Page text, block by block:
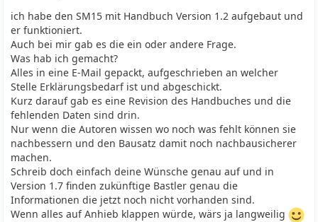
ich habe den SM15 mit Handbuch Version 1.2 aufgebaut und
er funktioniert.
Auch bei mir gab es die ein oder andere Frage.
Was hab ich gemacht?
Alles in eine E-Mail gepackt, aufgeschrieben an welcher
Stelle Erklärungsbedarf ist und abgeschickt.
Kurz darauf gab es eine Revision des Handbuches und die
fehlenden Daten sind drin.
Nur wenn die Autoren wissen wo noch was fehlt können sie
nachbessern und den Bausatz damit noch nachbausicherer
machen.
Schreib doch einfach deine Wünsche genau auf und in
Version 1.7 finden zukünftige Bastler genau die
Informationen die jetzt noch nicht vorhanden sind.
Wenn alles auf Anhieb klappen würde, wärs ja langweilig